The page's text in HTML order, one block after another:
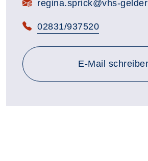
E-Mail:regina.sprick@vhs-
Telefon:
02831/937520
E-Mail